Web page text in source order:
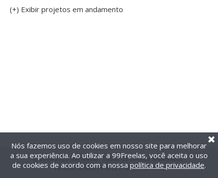
(+) Exibir projetos em andamento
@2014-2026 99Freelas. Todos os direitos reservados.
Termos de uso| Política de privacidade
Nós fazemos uso de cookies em nosso site para melhorar
a sua experiência. Ao utilizar a 99Freelas, você aceita o uso
de cookies de acordo com a nossa política de privacidade.